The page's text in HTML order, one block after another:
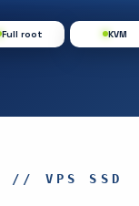
Full root KVM
// VPS SSD